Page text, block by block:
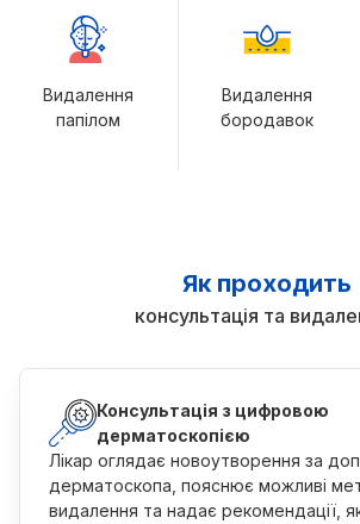
Видалення
папілом
Видалення
бородавок
Як проходить
консультація та
Консультація з цифровою
дерматоскопією
Лікар оглядає новоутворення за
дерматоскопа, пояснює можливі
видалення та надає рекомендації,